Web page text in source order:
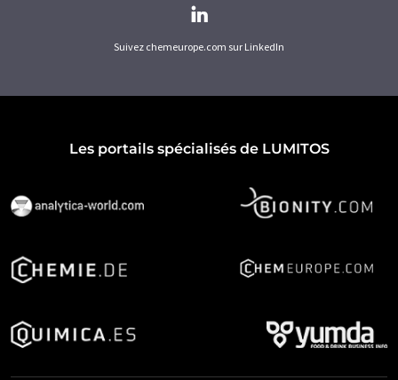
Suivez chemeurope.com sur LinkedIn
Les portails spécialisés de LUMITOS